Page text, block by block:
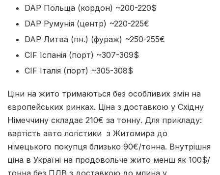
DAP Польща (кордон) ~200-220$
DAP Румунія (центр) ~220-225€
DAP Литва (пн.) (фураж) ~250-255€
CIF Іспанія (порт) ~307-309$
CIF Італія (порт) ~305-308$
Ціни на жито тримаються без особливих змін на
європейських ринках. Ціна з доставкою у Східну
Німеччину складає 210€ за тонну. Для прикладу:
вартість авто логістики з Житомира до
німецького покупця близько 90€/тонна. Внутрішня
ціна в Україні на продовольче жито менш як 100$/
тонна без ПДВ з доставкою до млина у